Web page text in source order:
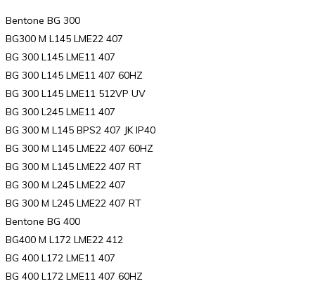
Bentone BG 300
BG300 M L145 LME22 407
BG 300 L145 LME11 407
BG 300 L145 LME11 407 60HZ
BG 300 L145 LME11 512VP UV
BG 300 L245 LME11 407
BG 300 M L145 BPS2 407 JK IP40
BG 300 M L145 LME22 407 60HZ
BG 300 M L145 LME22 407 RT
BG 300 M L245 LME22 407
BG 300 M L245 LME22 407 RT
Bentone BG 400
BG400 M L172 LME22 412
BG 400 L172 LME11 407
BG 400 L172 LME11 407 60HZ